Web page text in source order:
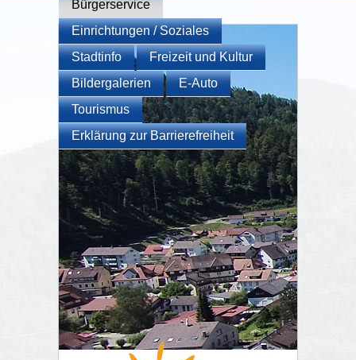
Bürgerservice
Einrichtungen / Soziales
Stadtinfo
Freizeit und Kultur
Bildergalerien
E-Auto
Tourismus
Erklärung zur Barrierefreiheit